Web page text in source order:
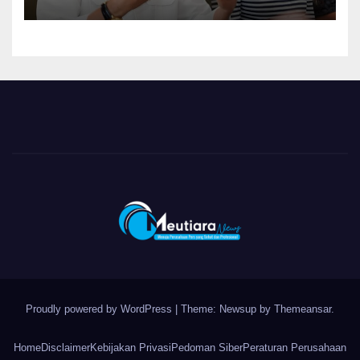
Ketentuan Peraturan
Perundang-undangan
Proudly powered by WordPress | Theme: Newsup by Themeansar.
HomeDisclaimerKebijakan Privasi Pedoman SiberPeraturan Perusahaan